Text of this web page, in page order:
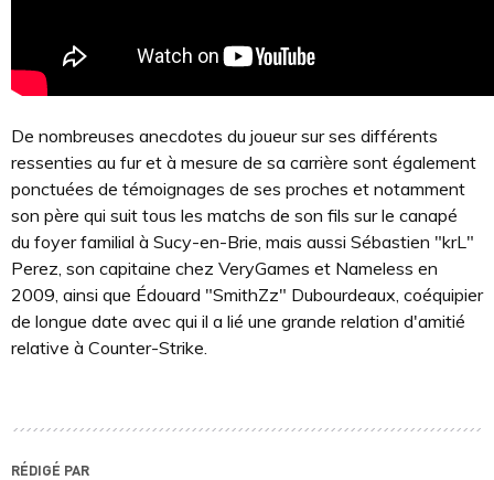
De nombreuses anecdotes du joueur sur ses différents
ressenties au fur et à mesure de sa carrière sont également
ponctuées de témoignages de ses proches et notamment
son père qui suit tous les matchs de son fils sur le canapé
du foyer familial à Sucy-en-Brie, mais aussi Sébastien "krL"
Perez, son capitaine chez VeryGames et Nameless en
2009, ainsi que Édouard "SmithZz" Dubourdeaux, coéquipier
de longue date avec qui il a lié une grande relation d'amitié
relative à Counter-Strike.
RÉDIGÉ PAR